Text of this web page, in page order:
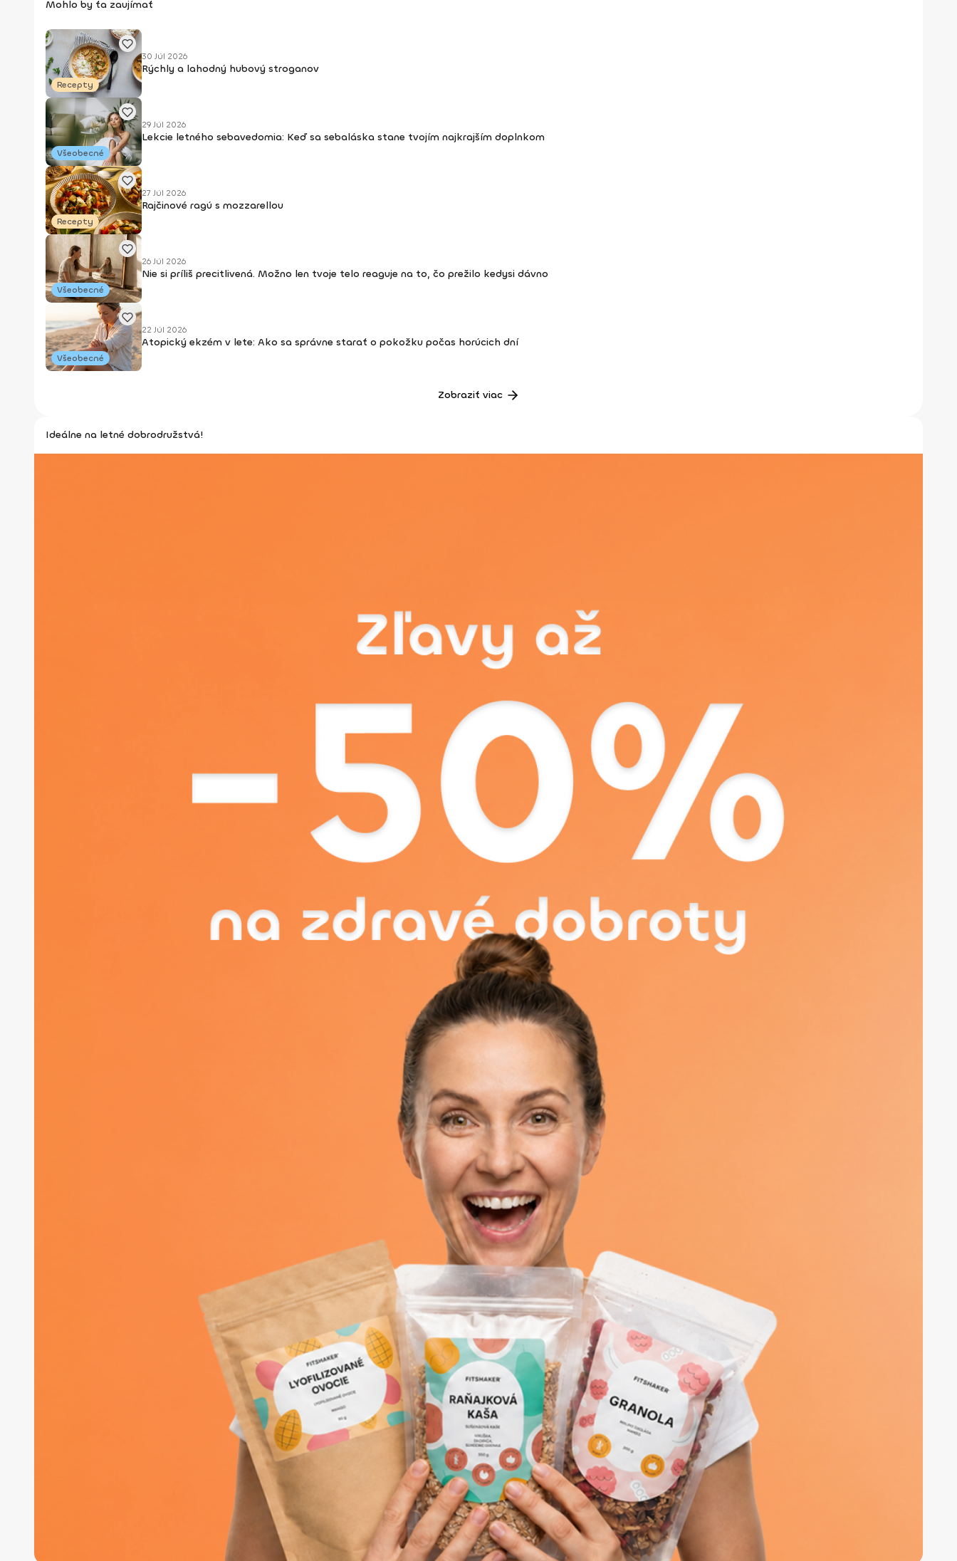
Mohlo by ťa zaujímať
Recepty
30 Júl 2026
Rýchly a lahodný hubový stroganov
Všeobecné
29 Júl 2026
Lekcie letného sebavedomia: Keď sa sebaláska stane tvojím najkrajším doplnkom
Recepty
27 Júl 2026
Rajčinové ragú s mozzarellou
Všeobecné
26 Júl 2026
Nie si príliš precitlivená. Možno len tvoje telo reaguje na to, čo prežilo kedysi dávno
Všeobecné
22 Júl 2026
Atopický ekzém v lete: Ako sa správne starať o pokožku počas horúcich dní
Zobraziť viac
Ideálne na letné dobrodružstvá!